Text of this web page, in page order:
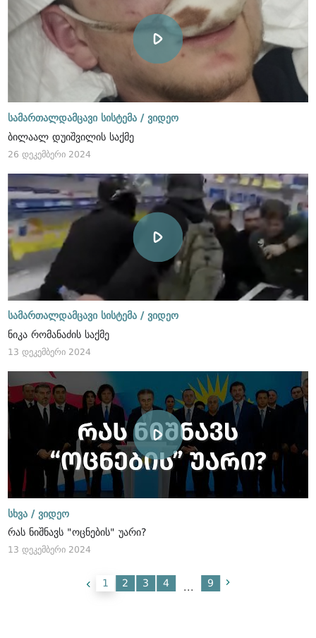
სამართალდამცავი სისტემა / ვიდეო
ბილაალ დუიშვილის საქმე
26 დეკემბერი 2024
სამართალდამცავი სისტემა / ვიდეო
ნიკა რომანაძის საქმე
13 დეკემბერი 2024
სხვა / ვიდეო
რას ნიშნავს "ოცნების" უარი?
13 დეკემბერი 2024
1 2 3 4 ... 9